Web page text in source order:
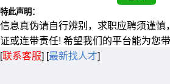
特此声明：
信息真伪请自行辨别，求职应聘须谨
证或连带责任! 希望我们的平台能为您带
[联系客服] [最新找人才]